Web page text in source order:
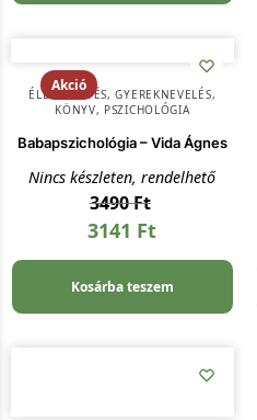
Akció
ÉLETVEZETÉS,GYEREKNEVELÉS,
KÖNYV, PSZICHOLÓGIA
Babapszichológia – Vida Ágnes
Nincs készleten, rendelhető
3490Ft
3141 Ft
Kosárba teszem